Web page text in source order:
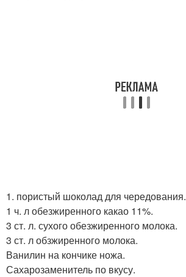
1. пористый шоколад для чередования.
1 ч. л обезжиренного какао 11%.
3 ст. л. сухого обезжиренного молока.
3 ст. л обзжиренного молока.
Ванилин на кончике ножа.
Сахарозаменитель по вкусу.